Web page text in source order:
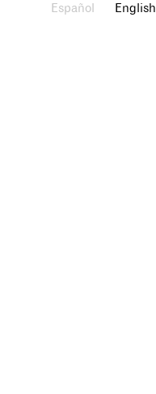
Español English